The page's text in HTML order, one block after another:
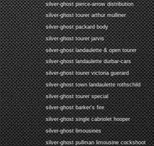
silver-ghost pierce-arrow distribution
silver-ghost tourer arthur mulliner
silver-ghost packard body
silver-ghost tourer jarvis
silver-ghost landaulette & open tourer
silver-ghost landaulette durbar-cars
silver-ghost tourer victoria guerard
silver-ghost town landaulette rothschild
silver-ghost tourer special
silver-ghost barker's fire
silver-ghost single cabriolet hooper
silver-ghost limousines
silver-ghost pullman limousine cockshoot